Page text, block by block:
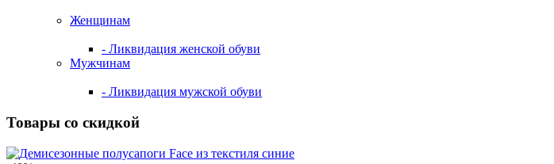
Женщинам
- Ликвидация женской обуви
Мужчинам
- Ликвидация мужской обуви
Товары со скидкой